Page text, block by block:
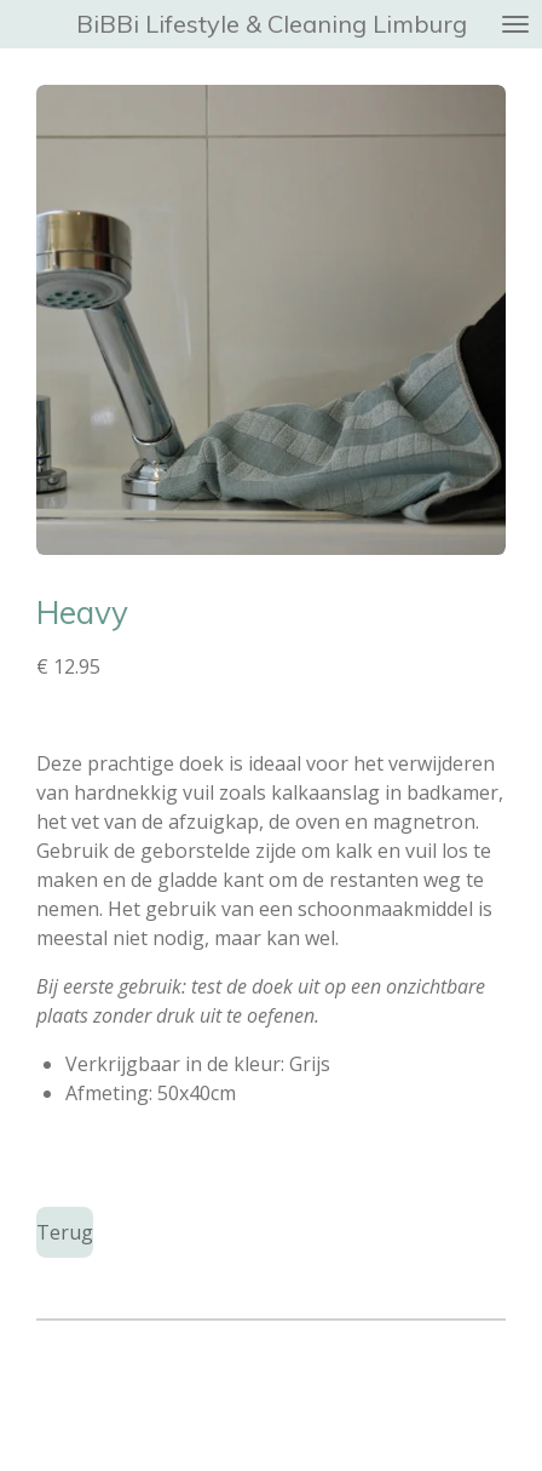
direct
naar
hoofdinhoud
BiBBi Lifestyle & Cleaning Limburg
Heavy
€ 12.95
Deze prachtige doek is ideaal voor het verwijderen
van hardnekkig vuil zoals kalkaanslag in badkamer,
het vet van de afzuigkap, de oven en magnetron.
Gebruik de geborstelde zijde om kalk en vuil los te
maken en de gladde kant om de restanten weg te
nemen. Het gebruik van een schoonmaakmiddel is
meestal niet nodig, maar kan wel.
Bij eerste gebruik: test de doek uit op een onzichtbare
plaats zonder druk uit te oefenen.
Verkrijgbaar in de kleur: Grijs
Afmeting: 50x40cm
Terug